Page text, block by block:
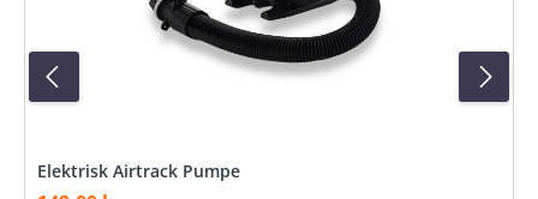
Elektrisk Airtrack Pumpe